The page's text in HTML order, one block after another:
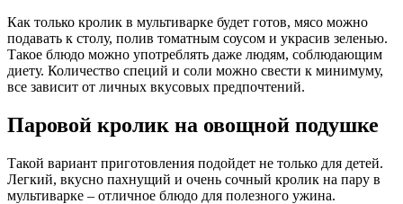
Как только кролик в мультиварке будет готов, мясо можно
подавать к столу, полив томатным соусом и украсив зеленью.
Такое блюдо можно употреблять даже людям, соблюдающим
диету. Количество специй и соли можно свести к минимуму,
все зависит от личных вкусовых предпочтений.
Паровой кролик на овощной подушке
Такой вариант приготовления подойдет не только для детей.
Легкий, вкусно пахнущий и очень сочный кролик на пару в
мультиварке – отличное блюдо для полезного ужина.